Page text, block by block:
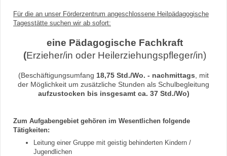
Für die an unser Förderzentrum angeschlossene Heilpädagogische
Tagesstätte suchen wir ab sofort:
eine Pädagogische Fachkraft
(Erzieher/in oder Heilerziehungspfleger/in)
(Beschäftigungsumfang 18,75 Std./Wo. - nachmittags , mit
der Möglichkeit um zusätzliche Stunden als Schulbegleitung
aufzustocken bis insgesamt ca. 37 Std./Wo)
Zum Aufgabengebiet gehören im Wesentlichen folgende
Tätigkeiten:
Leitung einer Gruppe mit geistig behinderten Kindern /
Jugendlichen